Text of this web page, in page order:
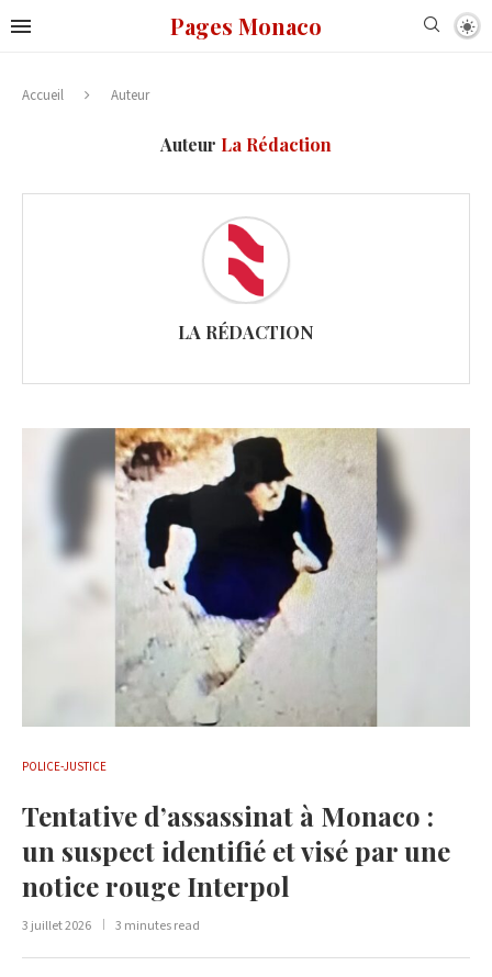
Pages Monaco
Accueil Auteur
Auteur La Rédaction
LA RÉDACTION
POLICE-JUSTICE
Tentative d’assassinat à Monaco :
un suspect identifié et visé par une
notice rouge Interpol
3 juillet 2026 3 minutes read